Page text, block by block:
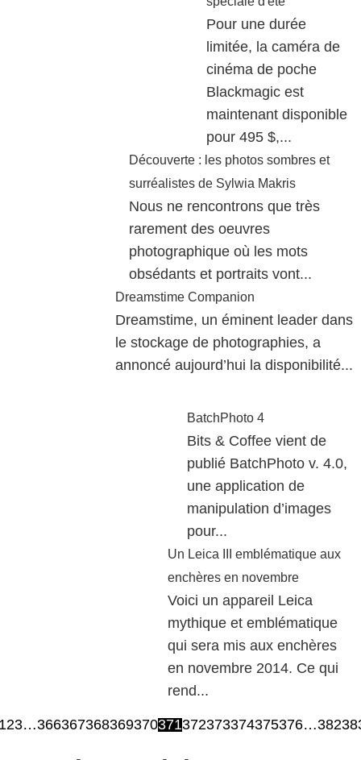
Pour une durée
limitée, la caméra de
cinéma de poche
Blackmagic est
maintenant disponible
pour 495 $,...
Découverte : les photos sombres et
surréalistes de Sylwia Makris
Nous ne rencontrons que très
rarement des oeuvres
photographique où les mots
obsédants et portraits vont...
Dreamstime Companion
Dreamstime, un éminent leader dans
le stockage de photographies, a
annoncé aujourd’hui la disponibilité...
BatchPhoto 4
Bits & Coffee vient de
publié BatchPhoto v. 4.0,
une application de
manipulation d’images
pour...
Un Leica III emblématique aux
enchères en novembre
Voici un appareil Leica
mythique et emblématique
qui sera mis aux enchères
en novembre 2014. Ce qui
rend...
23…366367368369370371372373374375376…382